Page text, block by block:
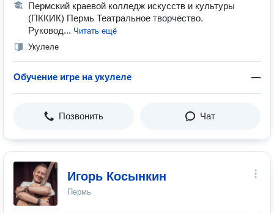
Пермский краевой колледж искусств и культуры
(ПККИК) Пермь Театральное творчество.
Руковод... Читать ещё
Укулеле
Обучение игре на укулеле —
Позвонить Чат
Игорь Косынкин
Пермь